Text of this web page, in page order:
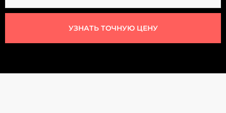
УЗНАТЬ ТОЧНУЮ ЦЕНУ